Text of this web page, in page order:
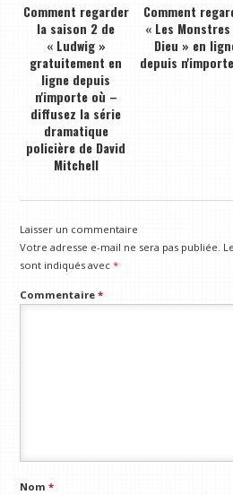
Comment regarder
la saison 2 de
« Ludwig »
gratuitement en
ligne depuis
n'importe où –
diffusez la série
dramatique
policière de David
Mitchell
Comment
« Les
Dieu » en
depuis
Laisser un commentaire
Votre adresse e-mail ne sera pas publiée.
sont indiqués avec*
Commentaire*
Nom*